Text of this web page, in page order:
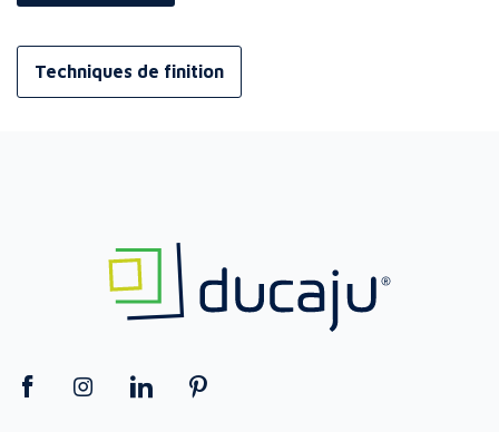
Techniques de finition